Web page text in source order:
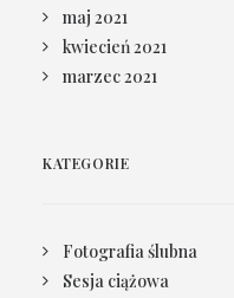
maj 2021
kwiecień 2021
marzec 2021
KATEGORIE
Fotografia ślubna
Sesja ciążowa